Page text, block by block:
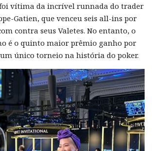
vítima da incrível runnada do trader
Gatien, que venceu seis all-ins por
contra seus Valetes. No entanto, o
é o quinto maior prêmio ganho por
único torneio na história do poker.